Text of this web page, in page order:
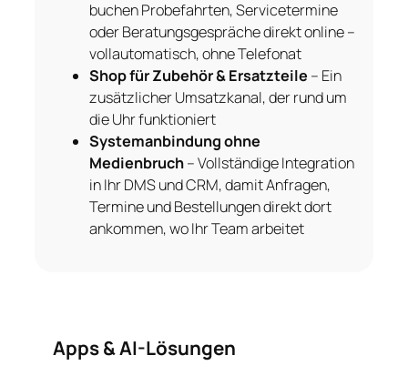
buchen Probefahrten, Servicetermine
oder Beratungsgespräche direkt online –
vollautomatisch, ohne Telefonat
Shop für Zubehör & Ersatzteile – Ein
zusätzlicher Umsatzkanal, der rund um
die Uhr funktioniert
Systemanbindung ohne
Medienbruch– Vollständige Integration
in Ihr DMS und CRM, damit Anfragen,
Termine und Bestellungen direkt dort
ankommen, wo Ihr Team arbeitet
Apps & AI-Lösungen